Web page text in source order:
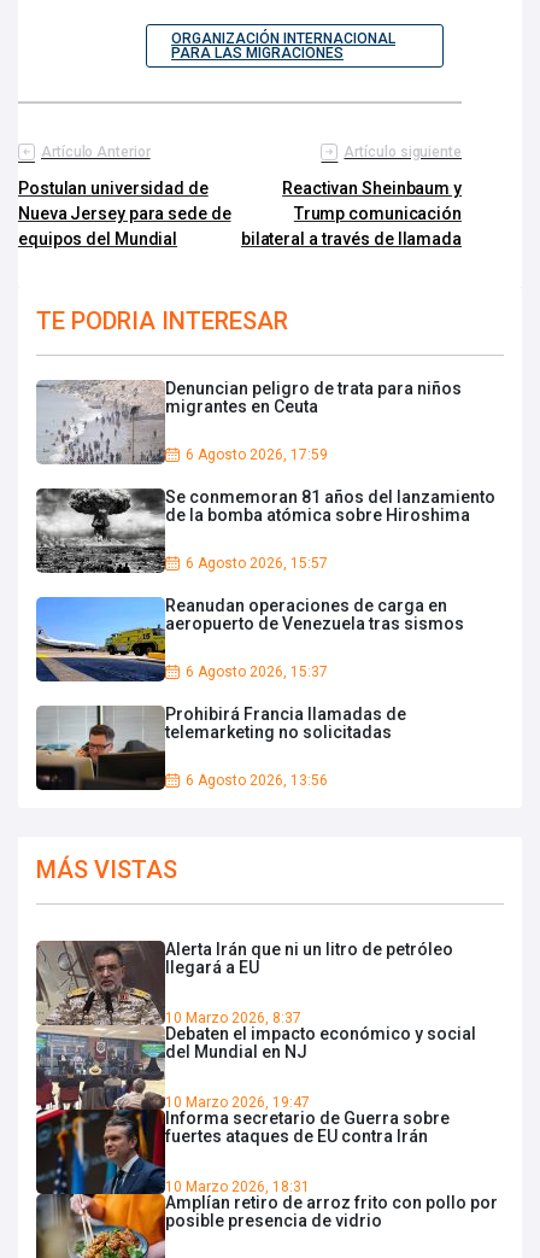
ORGANIZACIÓN INTERNACIONAL
PARA LAS MIGRACIONES
Artículo Anterior
Postulan universidad de
Nueva Jersey para sede de
equipos del Mundial
Artículo siguiente
Reactivan Sheinbaum y
Trump comunicación
bilateral a través de llamada
TE PODRIA INTERESAR
Denuncian peligro de trata para niños
migrantes en Ceuta
6 Agosto 2026, 17:59
Se conmemoran 81 años del lanzamiento
de la bomba atómica sobre Hiroshima
6 Agosto 2026, 15:57
Reanudan operaciones de carga en
aeropuerto de Venezuela tras sismos
6 Agosto 2026, 15:37
Prohibirá Francia llamadas de
telemarketing no solicitadas
6 Agosto 2026, 13:56
MÁS VISTAS
Alerta Irán que ni un litro de petróleo
llegará a EU
10 Marzo 2026, 8:37
Debaten el impacto económico y social
del Mundial en NJ
10 Marzo 2026, 19:47
Informa secretario de Guerra sobre
fuertes ataques de EU contra Irán
10 Marzo 2026, 18:31
Amplían retiro de arroz frito con pollo por
posible presencia de vidrio